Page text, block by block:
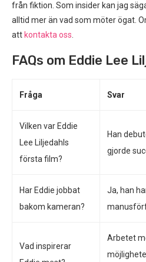
från fiktion. Som insider kan jag
alltid mer än vad som möter ögat.
att kontakta oss
FAQs om Eddie Lee
Fråga Svar
Vilken var Eddie
Lee Liljedahls
första film?
Han
gjorde
Har Eddie jobbat
bakom kameran?
Ja, han
Vad inspirerar
Arbetet